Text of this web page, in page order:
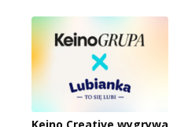
Keino Creative wygrywa